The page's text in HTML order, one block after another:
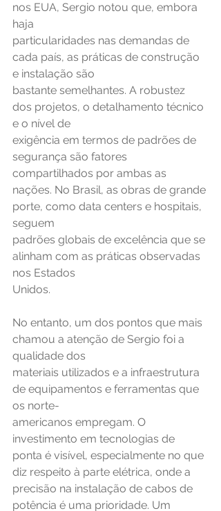
nos EUA, Sergio notou que, embora
haja
particularidades nas demandas de
cada país, as práticas de construção
e instalação são
bastante semelhantes. A robustez
dos projetos, o detalhamento técnico
e o nível de
exigência em termos de padrões de
segurança são fatores
compartilhados por ambas as
nações. No Brasil, as obras de grande
porte, como data centers e hospitais,
seguem
padrões globais de excelência que se
alinham com as práticas observadas
nos Estados
Unidos.
No entanto, um dos pontos que mais
chamou a atenção de Sergio foi a
qualidade dos
materiais utilizados e a infraestrutura
de equipamentos e ferramentas que
os norte-
americanos empregam. O
investimento em tecnologias de
ponta é visível, especialmente no que
diz respeito à parte elétrica, onde a
precisão na instalação de cabos de
potência é uma prioridade. Um